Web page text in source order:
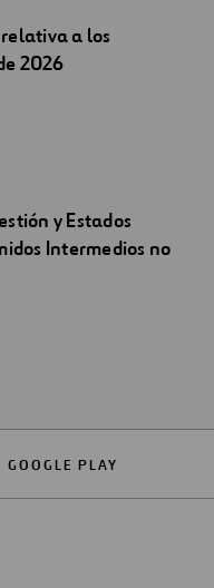
a los
2026
y Estados
Intermedios no
GOOGLE PLAY